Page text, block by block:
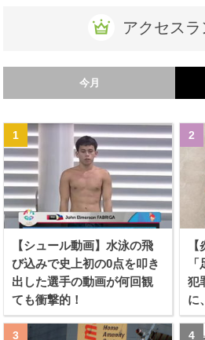
アクセス
今月
【シュール動画】水泳の飛
び込みで史上初の0点を叩き
出した選手の動画が何回観
ても衝撃的！
犯
に